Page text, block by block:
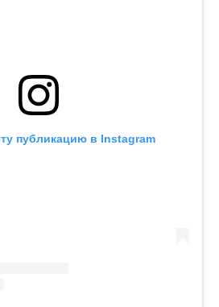
публикацию в Instagram